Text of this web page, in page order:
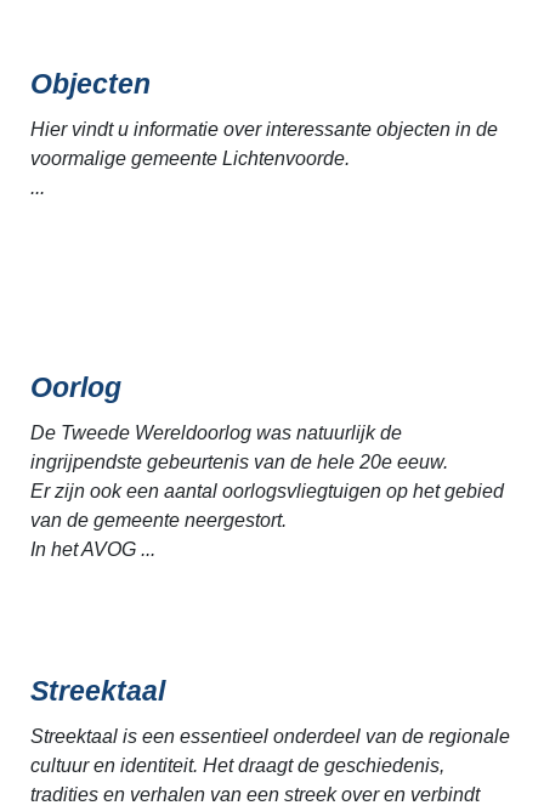
Objecten
Hier vindt u informatie over interessante objecten in de
voormalige gemeente Lichtenvoorde.
...
Oorlog
De Tweede Wereldoorlog was natuurlijk de
ingrijpendste gebeurtenis van de hele 20e eeuw.
Er zijn ook een aantal oorlogsvliegtuigen op het gebied
van de gemeente neergestort.
In het AVOG ...
Streektaal
Streektaal is een essentieel onderdeel van de regionale
cultuur en identiteit. Het draagt de geschiedenis,
tradities en verhalen van een streek over en verbindt